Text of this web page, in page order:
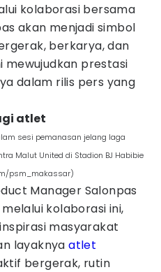
kolaborasi bersama
akan menjadi simbol
berkarya, dan
prestasi
dalam rilis pers yang
atlet
sesi pemanasan jelang laga
Malut United di Stadion BJ Habibie
psm_makassar)
Manager Salonpas
kolaborasi ini,
masyarakat
layaknyaatlet
bergerak, rutin